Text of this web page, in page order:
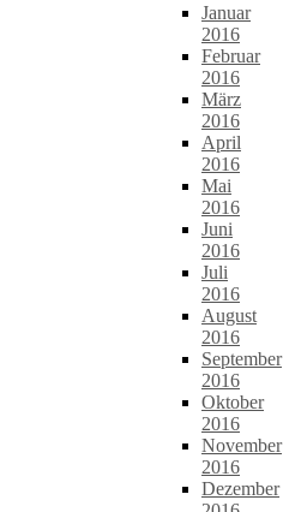
Januar
2016
Februar
2016
März
2016
April
2016
Mai
2016
Juni
2016
Juli
2016
August
2016
September
2016
Oktober
2016
November
2016
Dezember